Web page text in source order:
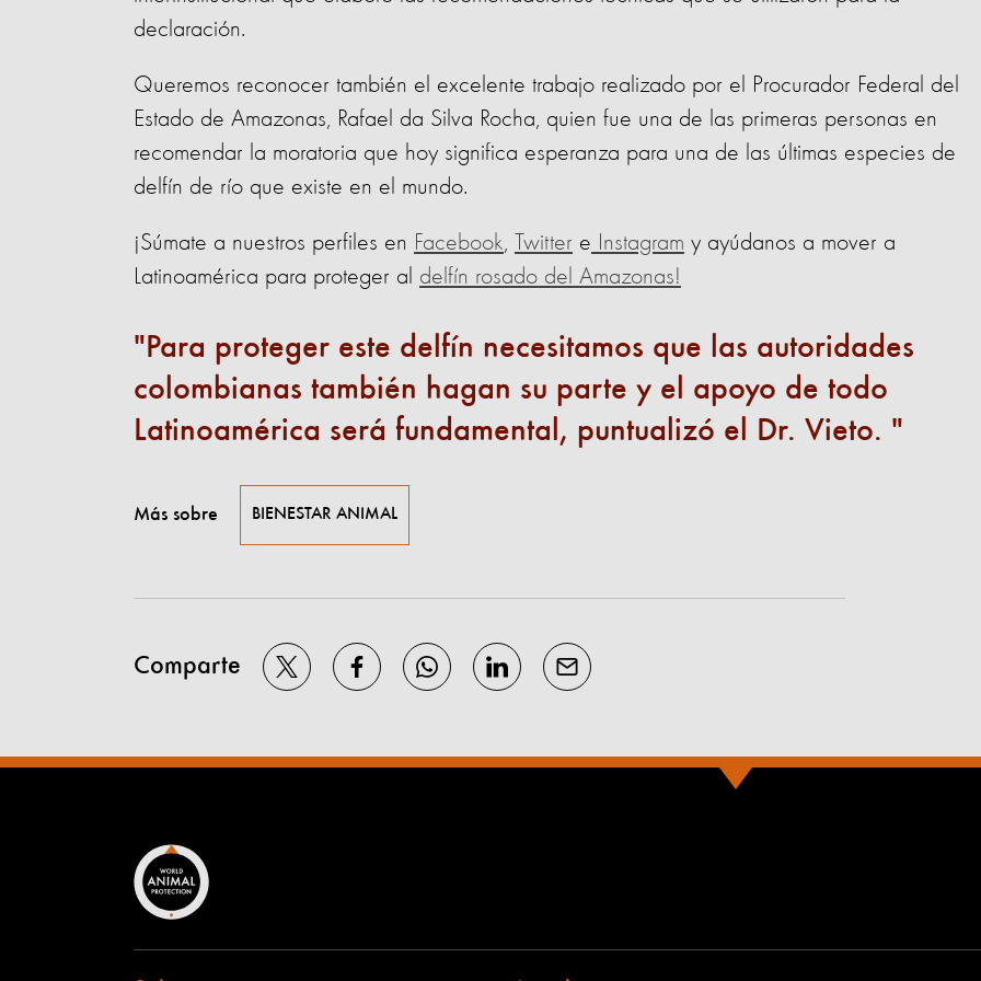
declaración.
Queremos reconocer también el excelente trabajo realizado por el Procurador Federal del
Estado de Amazonas, Rafael da Silva Rocha, quien fue una de las primeras personas en
recomendar la moratoria que hoy significa esperanza para una de las últimas especies de
delfín de río que existe en el mundo.
¡Súmate a nuestros perfiles en Facebook, Twitter e Instagram y ayúdanos a mover a
Latinoamérica para proteger al delfín rosado del Amazonas!
Para proteger este delfín necesitamos que las autoridades
colombianas también hagan su parte y el apoyo de todo
Latinoamérica será fundamental, puntualizó el Dr. Vieto.
Más sobre BIENESTAR ANIMAL
Comparte